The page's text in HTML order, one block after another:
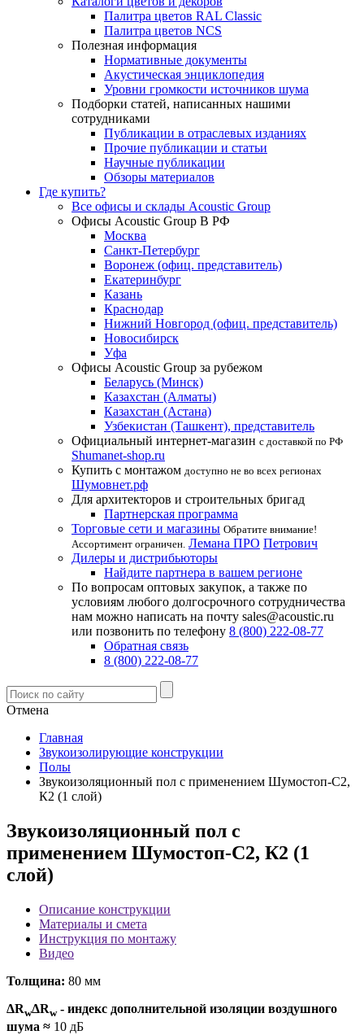
Палитра цветов RAL Сlassic
Палитра цветов NCS
Полезная информация
Нормативные документы
Акустическая энциклопедия
Уровни громкости источников шума
Подборки статей, написанных нашими
сотрудниками
Публикации в отраслевых изданиях
Прочие публикации и статьи
Научные публикации
Обзоры материалов
Где купить?
Все офисы и склады Acoustic Group
Офисы Acoustic Group В РФ
Москва
Санкт-Петербург
Воронеж (офиц. представитель)
Екатеринбург
Казань
Краснодар
Нижний Новгород (офиц. представитель)
Новосибирск
Уфа
Офисы Acoustic Group за рубежом
Беларусь (Минск)
Казахстан (Алматы)
Казахстан (Астана)
Узбекистан (Ташкент), представитель
Официальный интернет-магазин с доставкой по РФ
Shumanet-shop.ru
Купить с монтажом доступно не во всех регионах
Шумовнет.рф
Для архитекторов и строительных бригад
Партнерская программа
Торговые сети и магазины Обратите внимание!
Ассортимент ограничен. Лемана ПРО Петрович
Дилеры и дистрибьюторы
Найдите партнера в вашем регионе
По вопросам оптовых закупок, а также по
условиям любого долгосрочного сотрудничества
нам можно написать на почту sales@acoustic.ru
или позвонить по телефону 8 (800) 222-08-77
Обратная связь
8 (800) 222-08-77
Отмена
Главная
Звукоизолирующие конструкции
Полы
Звукоизоляционный пол с применением Шумостоп-С2,
К2 (1 слой)
Звукоизоляционный пол с
применением Шумостоп-С2, К2 (1
слой)
Описание конструкции
Материалы и смета
Инструкция по монтажу
Видео
Толщина: 80 мм
ΔRwΔRw- индекс дополнительной изоляции воздушного
шума ≈ 10 дБ